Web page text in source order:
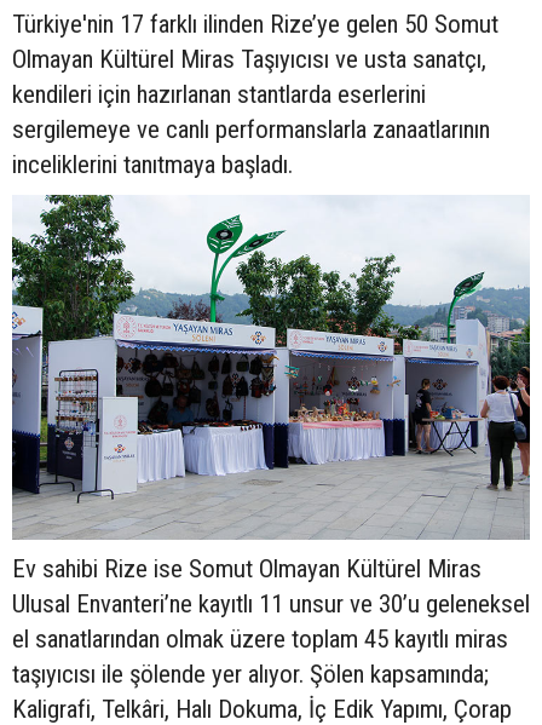
Türkiye'nin 17 farklı ilinden Rize’ye gelen 50 Somut
Olmayan Kültürel Miras Taşıyıcısı ve usta sanatçı,
kendileri için hazırlanan stantlarda eserlerini
sergilemeye ve canlı performanslarla zanaatlarının
inceliklerini tanıtmaya başladı.
Ev sahibi Rize ise Somut Olmayan Kültürel Miras
Ulusal Envanteri’ne kayıtlı 11 unsur ve 30’u geleneksel
el sanatlarından olmak üzere toplam 45 kayıtlı miras
taşıyıcısı ile şölende yer alıyor. Şölen kapsamında;
Kaligrafi, Telkâri, Halı Dokuma, İç Edik Yapımı, Çorap